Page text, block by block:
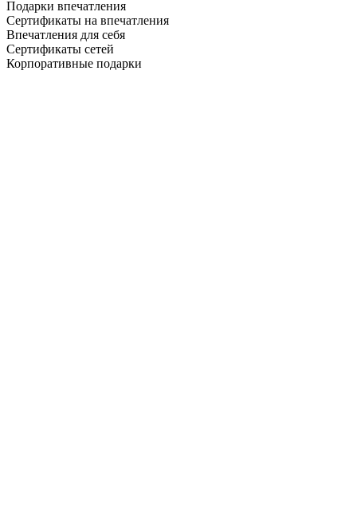
Подарки впечатления
Сертификаты на впечатления
Впечатления для себя
Сертификаты сетей
Корпоративные подарки